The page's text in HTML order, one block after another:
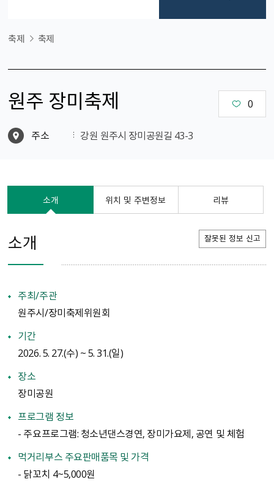
축제 축제
원주 장미축제 0
주소 강원 원주시 장미공원길 43-3
소개 위치 및 주변정보 리뷰
소개 잘못된 정보 신고
주최/주관
원주시/장미축제위원회
기간
2026. 5. 27.(수) ~ 5. 31.(일)
장소
장미공원
프로그램 정보
- 주요프로그램: 청소년댄스경연, 장미가요제, 공연 및 체험
먹거리부스 주요판매품목 및 가격
- 닭꼬치 4~5,000원